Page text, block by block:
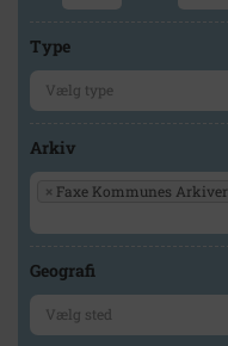
Type
Arkiv
× Faxe Kommunes Arkiver
Geografi